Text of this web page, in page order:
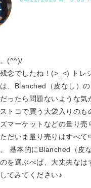
(^^)/
念でしたね！(>_<) トレ
、Blanched（皮なし）
ったら問題ないような気
トコで買う大袋入りのも
マーケットなどの量り売
だいま量り売りはすべて
基本的にBlanched（皮
を選ぶべば、大丈夫なは
てみてください♪